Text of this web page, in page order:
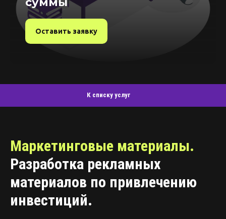
Оставить заявку
К списку услуг
Маркетинговые материалы.
Разработка рекламных
материалов по привлечению
инвестиций.